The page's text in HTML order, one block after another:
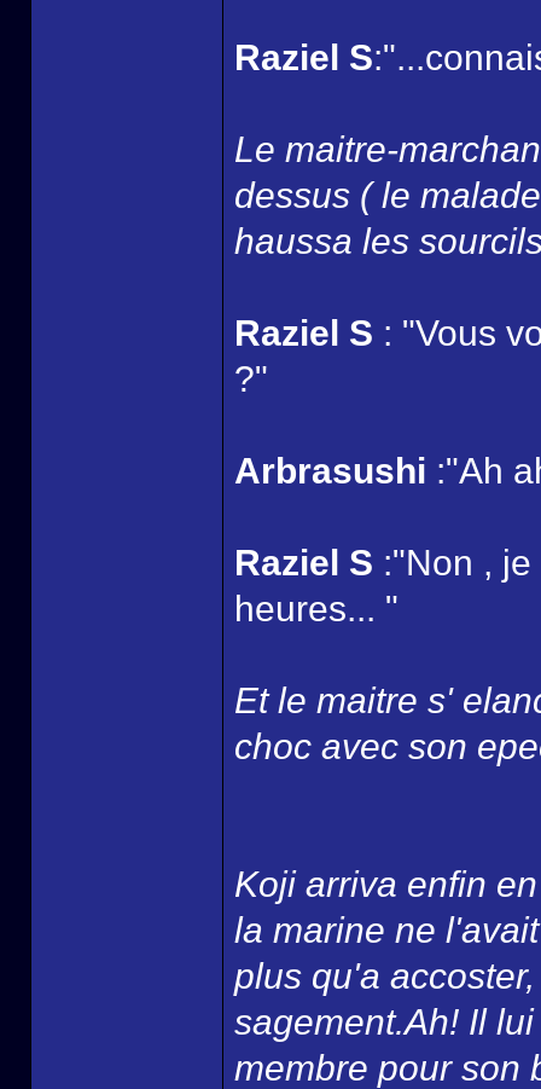
Raziel S
Le maitre-
dessus ( le
haussa les
Raziel S : "Vous
?"
Arbrasushi :"Ah
Raziel S :"Non ,
heures... "
Et le maitre s'
choc avec son
Koji arriva enfin
la marine ne
plus qu'a
sagement.Ah! Il
membre pour son